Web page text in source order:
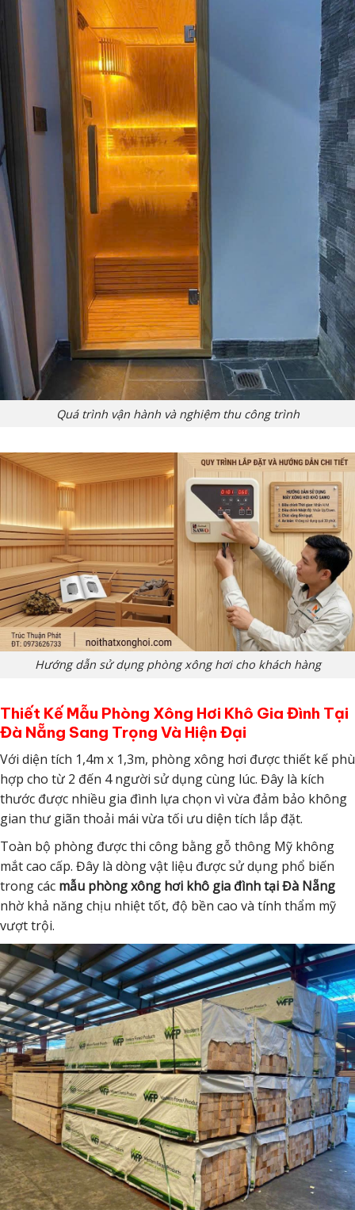
Quá trình vận hành và nghiệm thu công trình
Hướng dẫn sử dụng phòng xông hơi cho khách hàng
Thiết Kế Mẫu Phòng Xông Hơi Khô Gia Đình Tại
Đà Nẵng Sang Trọng Và Hiện Đại
Với diện tích 1,4m x 1,3m, phòng xông hơi được thiết kế phù
hợp cho từ 2 đến 4 người sử dụng cùng lúc. Đây là kích
thước được nhiều gia đình lựa chọn vì vừa đảm bảo không
gian thư giãn thoải mái vừa tối ưu diện tích lắp đặt.
Toàn bộ phòng được thi công bằng gỗ thông Mỹ không
mắt cao cấp. Đây là dòng vật liệu được sử dụng phổ biến
trong các mẫu phòng xông hơi khô gia đình tại Đà Nẵng
nhờ khả năng chịu nhiệt tốt, độ bền cao và tính thẩm mỹ
vượt trội.